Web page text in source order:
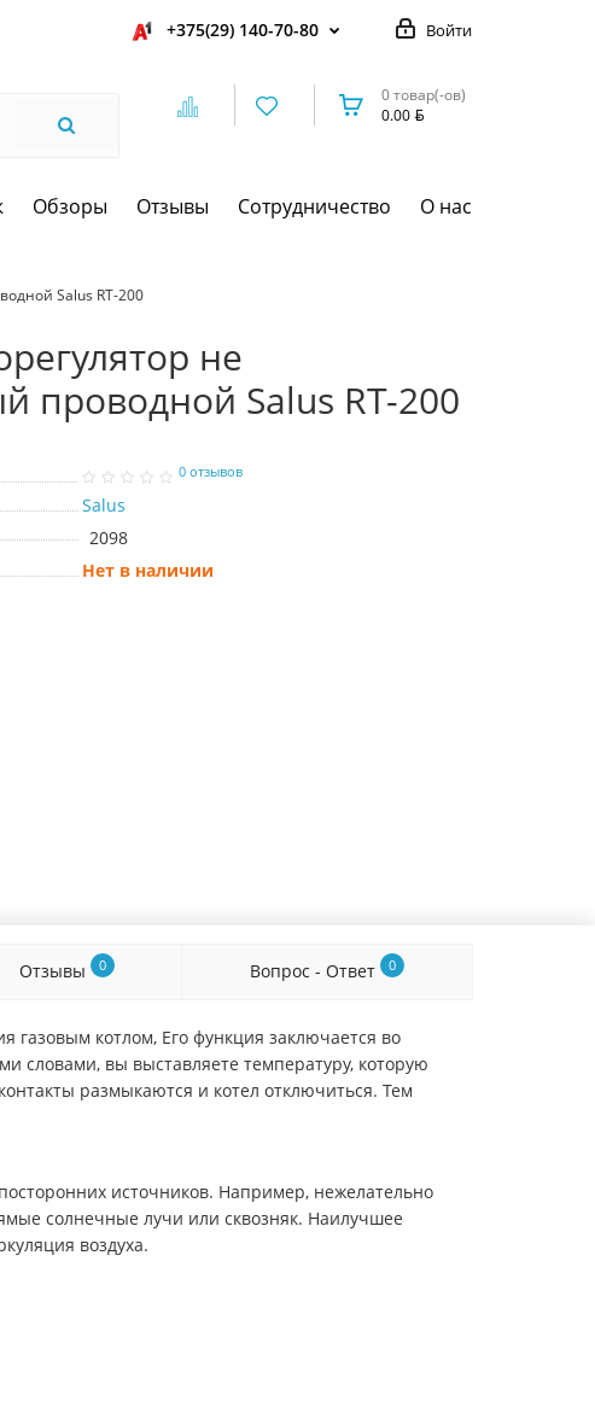
Войти
+375(29) 140-70-80
0 товар(-ов)
0.00
Обзоры Отзывы Сотрудничество О нас
Salus RT-200
не
проводной Salus RT-200
0 отзывов
Salus
2098
Нет в наличии
Отзывы 0 Вопрос - Ответ 0
газовым котлом, Его функция заключается во
словами, вы выставляете температуру, которую
размыкаются и котел отключиться. Тем
источников. Например, нежелательно
солнечные лучи или сквозняк. Наилучшее
воздуха.